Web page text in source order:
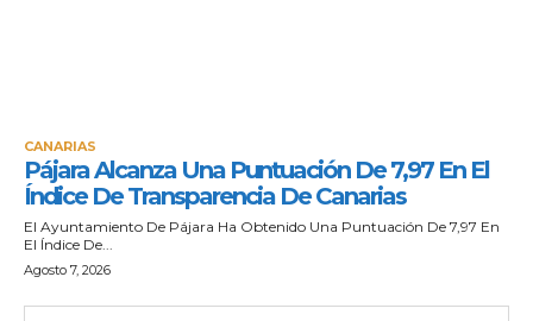
CANARIAS
Pájara Alcanza Una Puntuación De 7,97 En El
Índice De Transparencia De Canarias
El Ayuntamiento De Pájara Ha Obtenido Una Puntuación De 7,97 En
El Índice De...
Agosto 7, 2026